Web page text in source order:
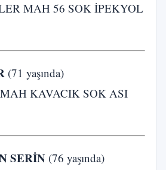
MAH 56 SOK İPEKYOL
(71 yaşında)
KAVACIK SOK ASI
SERİN (76 yaşında)